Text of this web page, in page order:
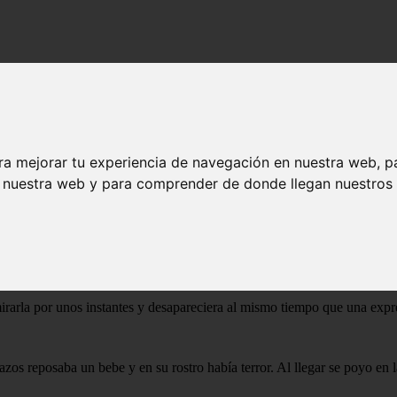
mejorar tu experiencia de navegación en nuestra web,
web y para comprender de donde llegan nuestros
Potter
suceder. Y esa vez Luna estaba tan entretenida con sus amigos
en el subconsciente de la gente y le develaban secretos
el día mas mágico del año y dar rienda suelta a sus poderes
y que no le gustaba desperdiciar su magia en bobadas
a su habitación se puso su pijama color azul cielo y se metió
siempre.
por unos instantes y desapareciera al mismo tiempo que una
reposaba un bebe y en su rostro había terror. Al llegar se poyo